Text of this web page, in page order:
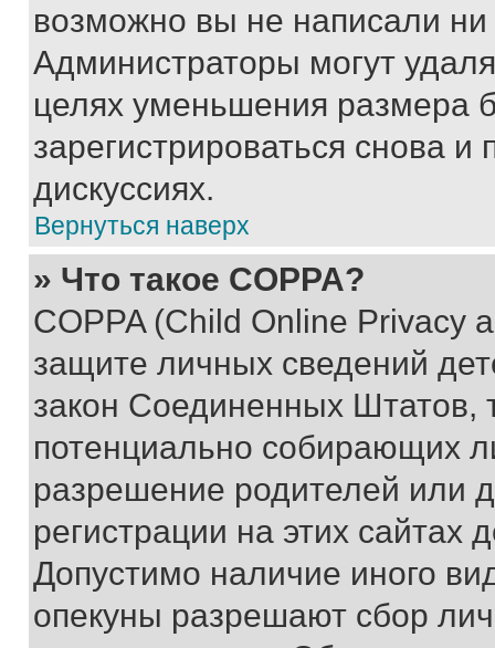
возможно вы не написали
Администраторы могут
целях уменьшения размера
зарегистрироваться снова и
дискуссиях.
Вернуться наверх
» Что такое COPPA?
COPPA (Child Online Privacy
защите личных сведений
закон Соединенных Штатов,
потенциально собирающих
разрешение родителей или
регистрации на этих сайтах
Допустимо наличие иного
опекуны разрешают сбор